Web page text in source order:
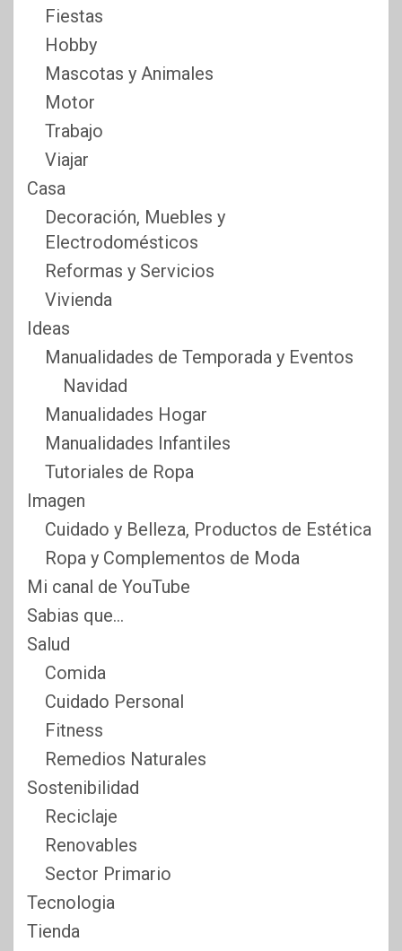
Fiestas
Hobby
Mascotas y Animales
Motor
Trabajo
Viajar
Casa
Decoración, Muebles y
Electrodomésticos
Reformas y Servicios
Vivienda
Ideas
Manualidades de Temporada y Eventos
Navidad
Manualidades Hogar
Manualidades Infantiles
Tutoriales de Ropa
Imagen
Cuidado y Belleza, Productos de Estética
Ropa y Complementos de Moda
Mi canal de YouTube
Sabias que…
Salud
Comida
Cuidado Personal
Fitness
Remedios Naturales
Sostenibilidad
Reciclaje
Renovables
Sector Primario
Tecnologia
Tienda